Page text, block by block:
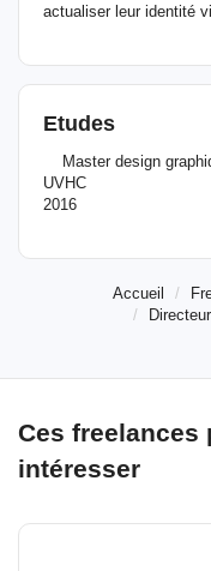
actualiser leur identité
Etudes
Master design
UVHC
2016
Accueil
Ces freelances
intéresser